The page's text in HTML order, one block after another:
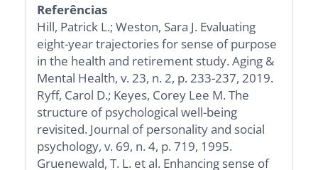
Referências
Hill, Patrick L.; Weston, Sara J. Evaluating
eight-year trajectories for sense of purpose
in the health and retirement study. Aging &
Mental Health, v. 23, n. 2, p. 233-237, 2019.
Ryff, Carol D.; Keyes, Corey Lee M. The
structure of psychological well-being
revisited. Journal of personality and social
psychology, v. 69, n. 4, p. 719, 1995.
Gruenewald, T. L. et al. Enhancing sense of